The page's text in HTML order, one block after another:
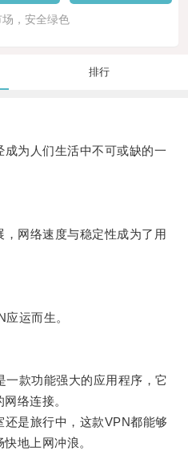
，安全绿色
排行
为人们生活中不可或缺的一
网络速度与稳定性成为了用
运而生。
款功能强大的应用程序，它
络连接。
是旅行中，这款VPN都能够
地上网冲浪。